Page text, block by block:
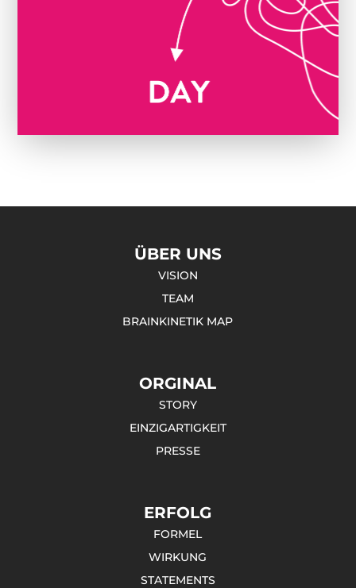
Mischung aus Theorie & Praxis.
Egal ob Fußball, Basketball, Handball
oder Tennis, BRAINKINETIK® lässt sich in

BRAININGday
Einzigartige Mischung aus
Sinnesschulung, BRAINKINETIK® und
Football Freestyle.
ÜBER UNS
VISION
TEAM
BRAINKINETIK MAP
ORGINAL
STORY
EINZIGARTIGKEIT
PRESSE
ERFOLG
FORMEL
WIRKUNG
STATEMENTS